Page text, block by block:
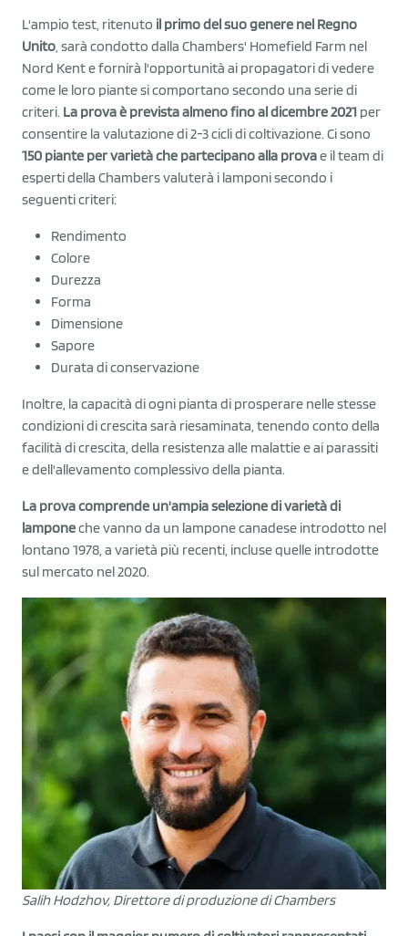
L'ampio test, ritenuto il primo del suo genere nel Regno
Unito , sarà condotto dalla Chambers' Homefield Farm nel
Nord Kent e fornirà l'opportunità ai propagatori di vedere
come le loro piante si comportano secondo una serie di
criteri. La prova è prevista almeno fino al dicembre 2021 per
consentire la valutazione di 2-3 cicli di coltivazione. Ci sono
150 piante per varietà che partecipano alla provae il team di
esperti della Chambers valuterà i lamponi secondo i
seguenti criteri:
Rendimento
Colore
Durezza
Forma
Dimensione
Sapore
Durata di conservazione
Inoltre, la capacità di ogni pianta di prosperare nelle stesse
condizioni di crescita sarà riesaminata, tenendo conto della
facilità di crescita, della resistenza alle malattie e ai parassiti
e dell'allevamento complessivo della pianta.
La prova comprende un'ampia selezione di varietà di
lamponeche vanno da un lampone canadese introdotto nel
lontano 1978, a varietà più recenti, incluse quelle introdotte
sul mercato nel 2020.
Salih Hodzhov, Direttore di produzione di Chambers